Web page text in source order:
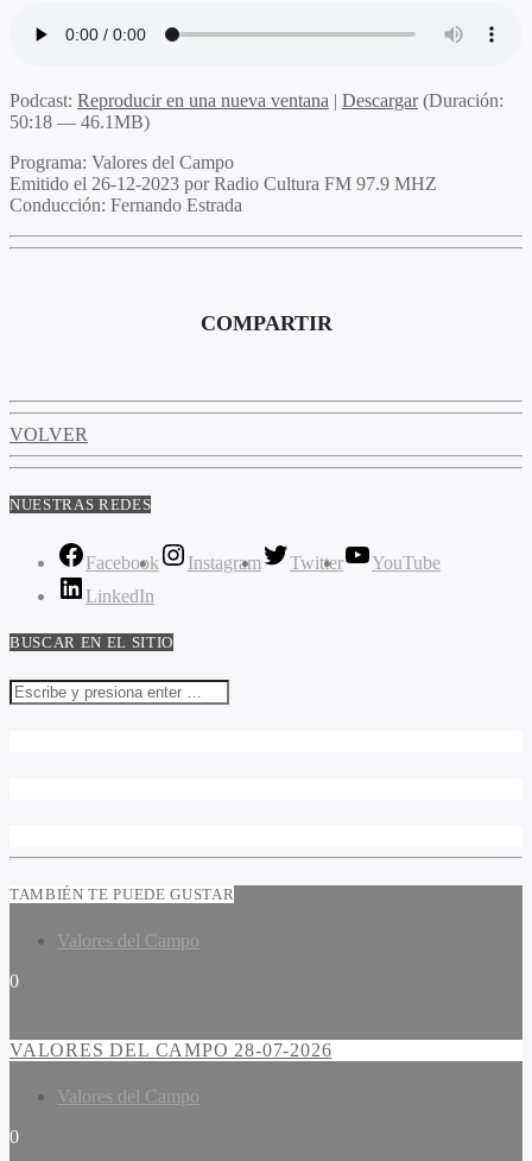
Podcast: Reproducir en una nueva ventana | Descargar(Duración:
50:18 — 46.1MB)
Programa: Valores del Campo
Emitido el 26-12-2023 por Radio Cultura FM 97.9 MHZ
Conducción: Fernando Estrada
COMPARTIR
VOLVER
NUESTRAS REDES
Facebook Instagram Twitter
YouTube
LinkedIn
BUSCAR EN EL SITIO
TAMBIÉN TE PUEDE GUSTAR
Valores del Campo
0
VALORES DEL CAMPO 28-07-2026
Valores del Campo
0